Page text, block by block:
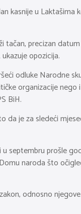
kasnije u
precizan
opozicija.
odluke Narodne
organizacije nego
BiH.
je za sledeći
septembru prošle
naroda što
odnosno